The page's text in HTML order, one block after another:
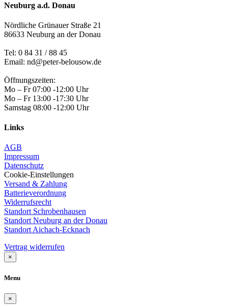
Neuburg a.d. Donau
Nördliche Grünauer Straße 21
86633 Neuburg an der Donau
Tel: 0 84 31 / 88 45
Email: nd@peter-belousow.de
Öffnungszeiten:
Mo – Fr 07:00 -12:00 Uhr
Mo – Fr 13:00 -17:30 Uhr
Samstag 08:00 -12:00 Uhr
Links
AGB
Impressum
Datenschutz
Cookie-Einstellungen
Versand & Zahlung
Batterieverordnung
Widerrufsrecht
Standort Schrobenhausen
Standort Neuburg an der Donau
Standort Aichach-Ecknach
Vertrag widerrufen
×
Menu
×